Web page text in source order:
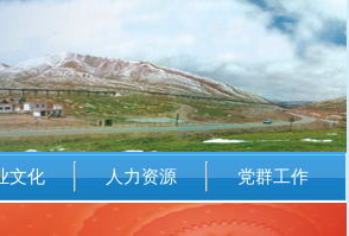
文化 人力资源 党群工作